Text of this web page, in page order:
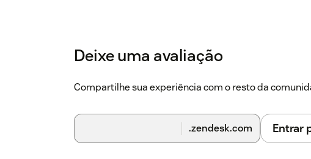
Deixe uma avaliação
Compartilhe sua experiência com o resto da
.zendesk.com Entrar